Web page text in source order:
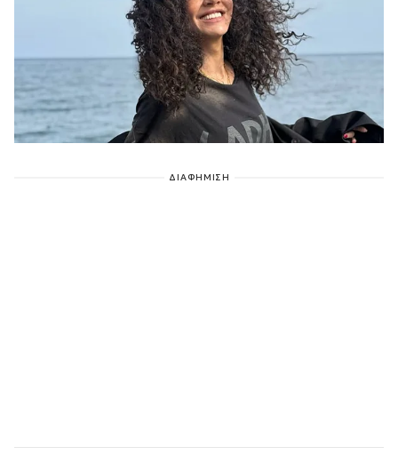
ΔΙΑΦΗΜΙΣΗ